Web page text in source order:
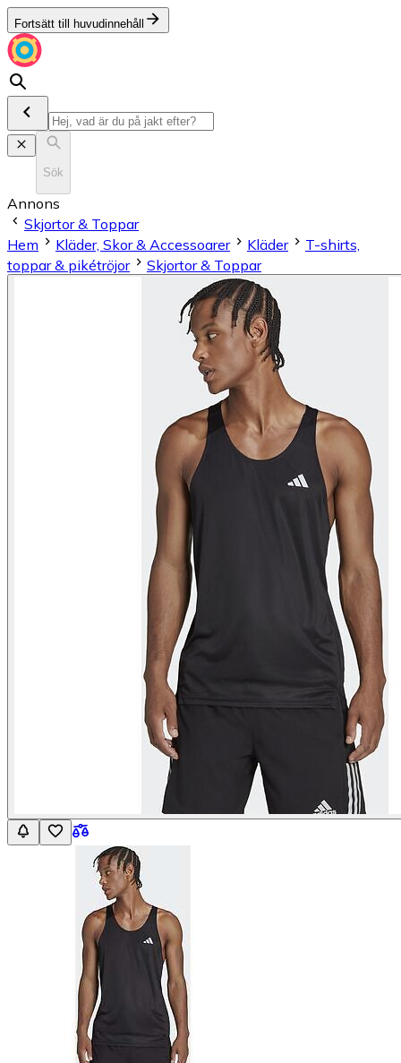
Fortsätt till huvudinnehåll
Sök
Annons
Skjortor & Toppar
Hem
Kläder, Skor & Accessoarer Kläder
T-shirts,
toppar & pikétröjor
Skjortor & Toppar